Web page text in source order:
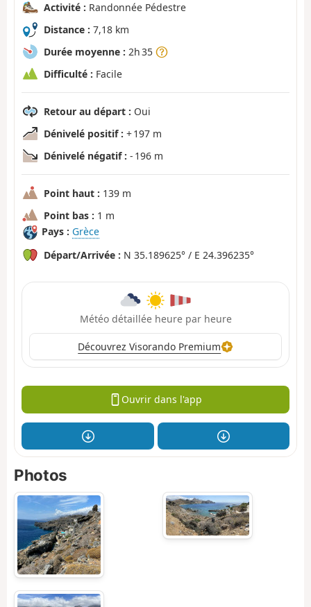
Activité : Randonnée Pédestre
Distance : 7,18 km
Durée moyenne : 2h 35
Difficulté : Facile
Retour au départ : Oui
Dénivelé positif : + 197 m
Dénivelé négatif : - 196 m
Point haut : 139 m
Point bas : 1 m
Pays : Grèce
Départ/Arrivée : N 35.189625° / E 24.396235°
Météo détaillée heure par heure
Découvrez Visorando Premium
Ouvrir dans l'app
Photos